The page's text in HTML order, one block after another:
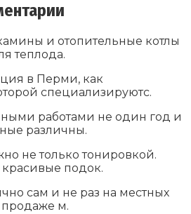
и отопительные котлы
теплода.
в Перми, как
специализируютс.
работами не один год и
различны.
не только тонировкой.
красивые подок.
сам и не раз на местных
продаже м.